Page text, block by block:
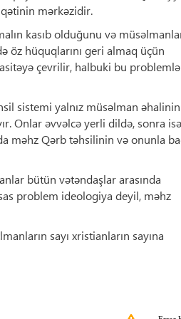
mərkəzidir.
kasıb olduğunu və
öz hüquqlarını geri almaq üçün
çevrilir, halbuki bu
sistemi yalnız müsəlman əhalinin
Onlar əvvəlcə yerli dildə, sonra isə
məhz Qərb təhsilinin və onunla
bütün vətəndaşlar arasında
problem ideologiya deyil, məhz
sayı xristianların sayına